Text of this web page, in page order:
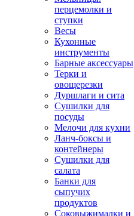
перцемолки и
ступки
Весы
Кухонные
инструменты
Барные аксессуары
Терки и
овощерезки
Дуршлаги и сита
Сушилки для
посуды
Мелочи для кухни
Ланч-боксы и
контейнеры
Сушилки для
салата
Банки для
сыпучих
продуктов
Соковыжималки и